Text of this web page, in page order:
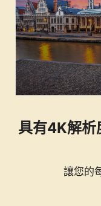
具有4K解析
讓您的